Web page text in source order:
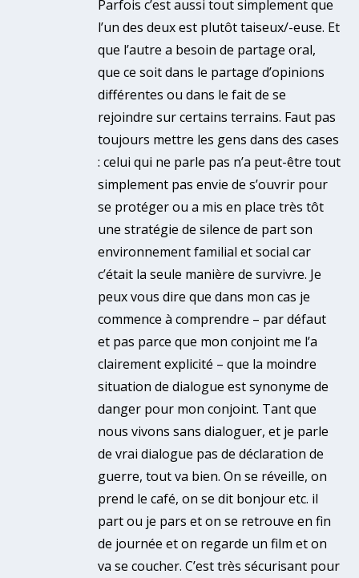
Parfois c’est aussi tout simplement que
l’un des deux est plutôt taiseux/-euse. Et
que l’autre a besoin de partage oral,
que ce soit dans le partage d’opinions
différentes ou dans le fait de se
rejoindre sur certains terrains. Faut pas
toujours mettre les gens dans des cases
: celui qui ne parle pas n’a peut-être tout
simplement pas envie de s’ouvrir pour
se protéger ou a mis en place très tôt
une stratégie de silence de part son
environnement familial et social car
c’était la seule manière de survivre. Je
peux vous dire que dans mon cas je
commence à comprendre – par défaut
et pas parce que mon conjoint me l’a
clairement explicité – que la moindre
situation de dialogue est synonyme de
danger pour mon conjoint. Tant que
nous vivons sans dialoguer, et je parle
de vrai dialogue pas de déclaration de
guerre, tout va bien. On se réveille, on
prend le café, on se dit bonjour etc. il
part ou je pars et on se retrouve en fin
de journée et on regarde un film et on
va se coucher. C’est très sécurisant pour